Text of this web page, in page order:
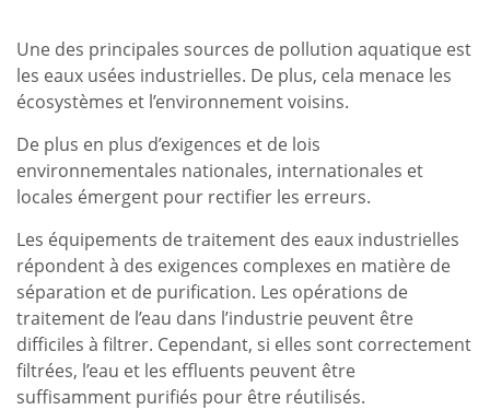
Une des principales sources de pollution aquatique est
les eaux usées industrielles. De plus, cela menace les
écosystèmes et l’environnement voisins.
De plus en plus d’exigences et de lois
environnementales nationales, internationales et
locales émergent pour rectifier les erreurs.
Les équipements de traitement des eaux industrielles
répondent à des exigences complexes en matière de
séparation et de purification. Les opérations de
traitement de l’eau dans l’industrie peuvent être
difficiles à filtrer. Cependant, si elles sont correctement
filtrées, l’eau et les effluents peuvent être
suffisamment purifiés pour être réutilisés.